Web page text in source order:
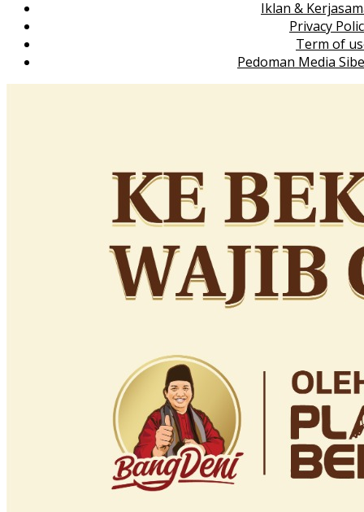
Iklan &
Privacy
Term of
Pedoman Media